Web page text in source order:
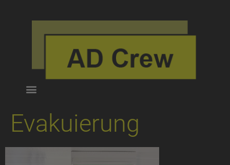
Evakuierung